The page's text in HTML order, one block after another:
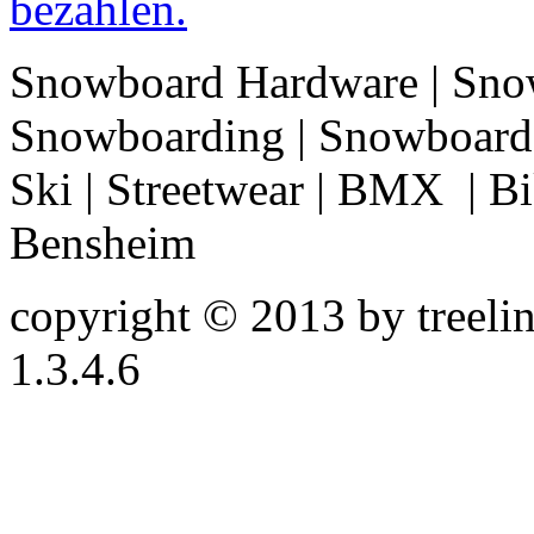
Snowboard Hardware |
Snowboarding |
Ski | Streetwear | BMX |
Bensheim
copyright © 2013 by
1.3.4.6